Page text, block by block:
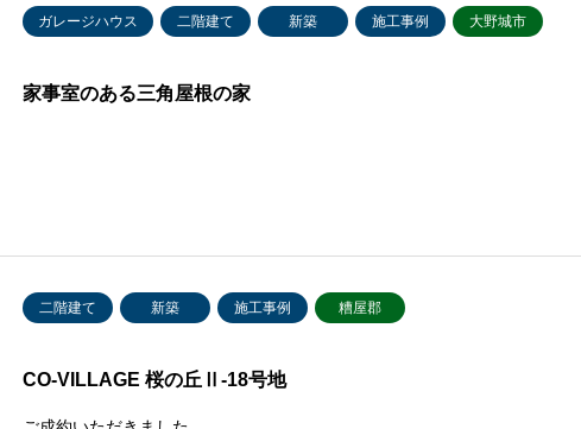
ガレージハウス 二階建て 新築 施工事例 大野城市
家事室のある三角屋根の家
二階建て 新築 施工事例 糟屋郡
CO-VILLAGE 桜の丘Ⅱ-18号地